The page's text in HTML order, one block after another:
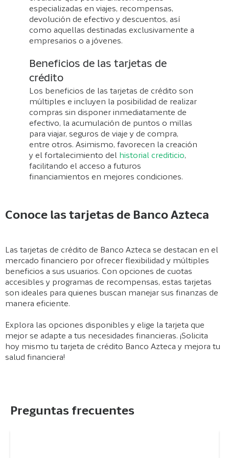
especializadas en viajes, recompensas,
devolución de efectivo y descuentos, así
como aquellas destinadas exclusivamente a
empresarios o a jóvenes.
Beneficios de las tarjetas de
crédito
Los beneficios de las tarjetas de crédito son
múltiples e incluyen la posibilidad de realizar
compras sin disponer inmediatamente de
efectivo, la acumulación de puntos o millas
para viajar, seguros de viaje y de compra,
entre otros. Asimismo, favorecen la creación
y el fortalecimiento del historial crediticio,
facilitando el acceso a futuros
financiamientos en mejores condiciones.
Conoce las tarjetas de Banco Azteca
Las tarjetas de crédito de Banco Azteca se destacan en el
mercado financiero por ofrecer flexibilidad y múltiples
beneficios a sus usuarios. Con opciones de cuotas
accesibles y programas de recompensas, estas tarjetas
son ideales para quienes buscan manejar sus finanzas de
manera eficiente.
Explora las opciones disponibles y elige la tarjeta que
mejor se adapte a tus necesidades financieras. ¡Solicita
hoy mismo tu tarjeta de crédito Banco Azteca y mejora tu
salud financiera!
Preguntas frecuentes